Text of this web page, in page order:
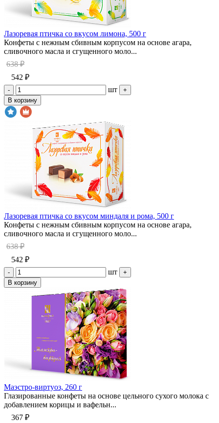
Лазоревая птичка со вкусом лимона, 500 г
Конфеты с нежным сбивным корпусом на основе агара,
сливочного масла и сгущенного моло...
638 ₽
542 ₽
- шт
+
В корзину
Лазоревая птичка со вкусом миндаля и рома, 500 г
Конфеты с нежным сбивным корпусом на основе агара,
сливочного масла и сгущенного моло...
638 ₽
542 ₽
- шт
+
В корзину
Маэстро-виртуоз, 260 г
Глазированные конфеты на основе цельного сухого молока с
добавлением корицы и вафельн...
367 ₽